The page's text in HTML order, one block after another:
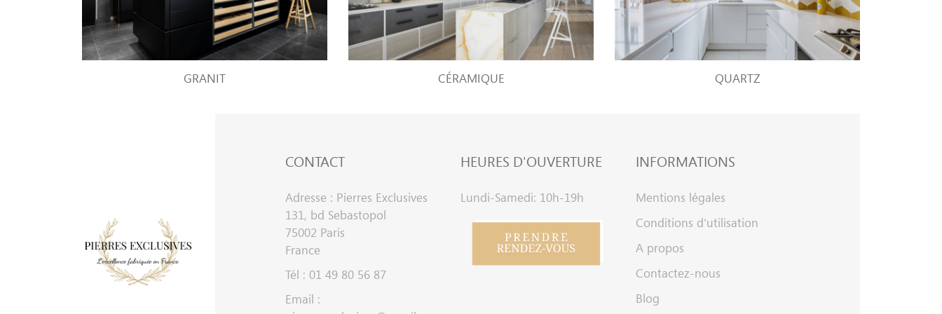
GRANIT CÉRAMIQUE QUARTZ
CONTACT
Adresse : Pierres Exclusives
131, bd Sebastopol
75002 Paris
France
Tél : 01 49 80 56 87
Email :
HEURES D'OUVERTURE
Lundi-Samedi: 10h-19h
INFORMATIONS
Mentions légales
Conditions d'utilisation
A propos
Contactez-nous
Blog